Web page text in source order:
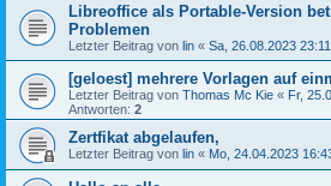
Libreoffice als Portable-Version
Problemen
Letzter Beitrag von lin « Sa, 26.08.2023 23:11
[geloest] mehrere Vorlagen auf
Letzter Beitrag von Thomas Mc Kie « Fr,
Antworten: 2
Zertfikat abgelaufen,
Letzter Beitrag von lin « Mo, 24.04.2023